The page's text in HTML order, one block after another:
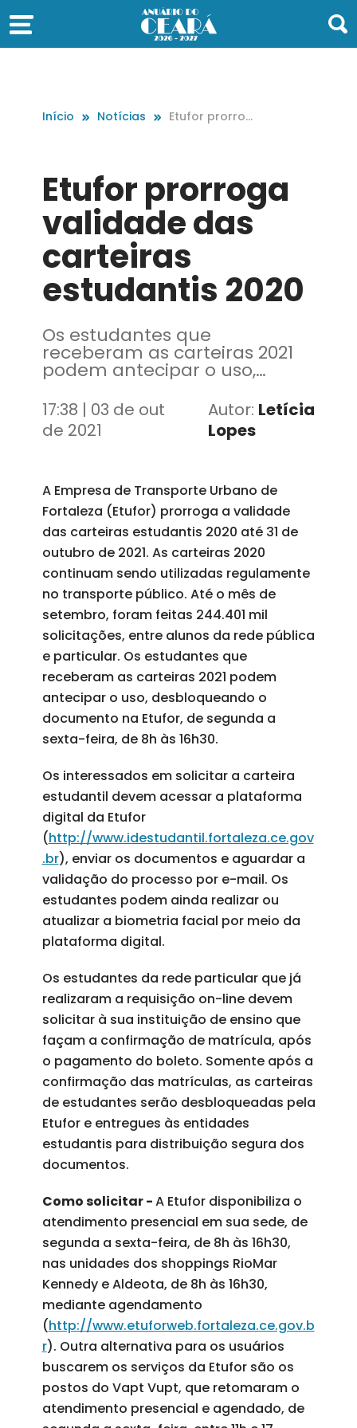
Início Notícias
Etufor prorrog
Etufor prorroga
validade das
carteiras
estudantis 2020
Os estudantes que
receberam as carteiras 2021
podem antecipar o uso,
desbloqueando o documento
na Etufor
17:38 | 03 de out
de 2021
Autor: Letícia
Lopes
A Empresa de Transporte Urbano de
Fortaleza (Etufor) prorroga a validade
das carteiras estudantis 2020 até 31 de
outubro de 2021. As carteiras 2020
continuam sendo utilizadas regulamente
no transporte público. Até o mês de
setembro, foram feitas 244.401 mil
solicitações, entre alunos da rede pública
e particular. Os estudantes que
receberam as carteiras 2021 podem
antecipar o uso, desbloqueando o
documento na Etufor, de segunda a
sexta-feira, de 8h às 16h30.
Os interessados em solicitar a carteira
estudantil devem acessar a plataforma
digital da Etufor
(http://www.idestudantil.fortaleza.ce.gov
.br), enviar os documentos e aguardar a
validação do processo por e-mail. Os
estudantes podem ainda realizar ou
atualizar a biometria facial por meio da
plataforma digital.
Os estudantes da rede particular que já
realizaram a requisição on-line devem
solicitar à sua instituição de ensino que
façam a confirmação de matrícula, após
o pagamento do boleto. Somente após a
confirmação das matrículas, as carteiras
de estudantes serão desbloqueadas pela
Etufor e entregues às entidades
estudantis para distribuição segura dos
documentos.
Como solicitar -A Etufor disponibiliza o
atendimento presencial em sua sede, de
segunda a sexta-feira, de 8h às 16h30,
nas unidades dos shoppings RioMar
Kennedy e Aldeota, de 8h às 16h30,
mediante agendamento
(http://www.etuforweb.fortaleza.ce.gov.b
r). Outra alternativa para os usuários
buscarem os serviços da Etufor são os
postos do Vapt Vupt, que retomaram o
atendimento presencial e agendado, de